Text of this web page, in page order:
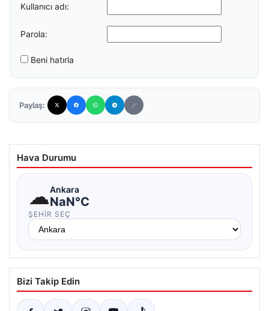
Kullanıcı adı:
Parola:
Beni hatırla
Paylaş:
Hava Durumu
☁Ankara
NaN°C
ŞEHIR SEÇ
Bizi Takip Edin